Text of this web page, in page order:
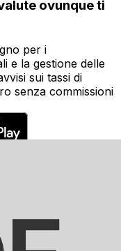
ovunque ti
per i
e la gestione delle
sui tassi di
senza commissioni